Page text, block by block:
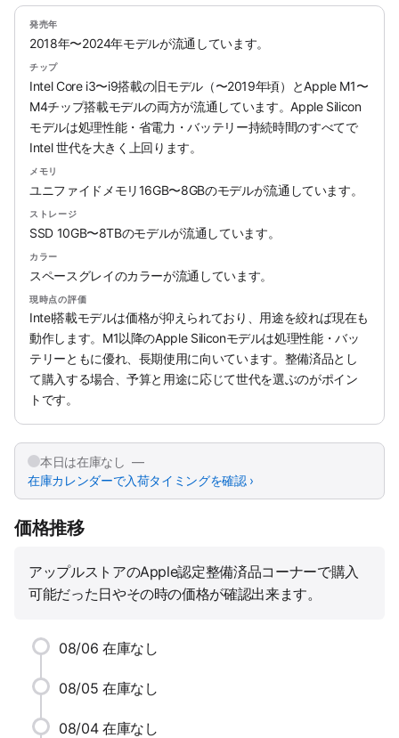
発売年
2018年〜2024年モデルが流通しています。
チップ
Intel Core i3〜i9搭載の旧モデル（〜2019年頃）とApple M1〜
M4チップ搭載モデルの両方が流通しています。Apple Silicon
モデルは処理性能・省電力・バッテリー持続時間のすべてで
Intel 世代を大きく上回ります。
メモリ
ユニファイドメモリ16GB〜8GBのモデルが流通しています。
ストレージ
SSD 10GB〜8TBのモデルが流通しています。
カラー
スペースグレイのカラーが流通しています。
現時点の評価
Intel搭載モデルは価格が抑えられており、用途を絞れば現在も
動作します。M1以降のApple Siliconモデルは処理性能・バッ
テリーともに優れ、長期使用に向いています。整備済品とし
て購入する場合、予算と用途に応じて世代を選ぶのがポイン
トです。
本日は在庫なし —
在庫カレンダーで入荷タイミングを確認 ›
価格推移
アップルストアのApple認定整備済品コーナーで購入
可能だった日やその時の価格が確認出来ます。
08/06 在庫なし
08/05 在庫なし
08/04 在庫なし